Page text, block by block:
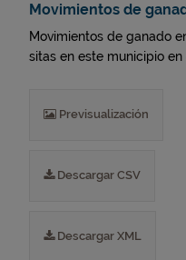
Movimientos de
Movimientos de ganado
sitas en este municipio en
Previsualización
Descargar CSV
Descargar XML